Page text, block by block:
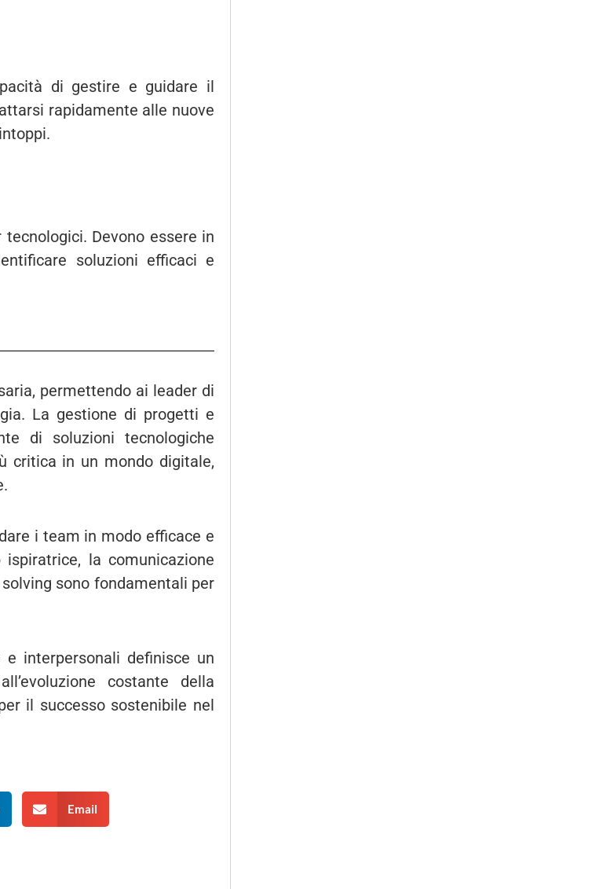
di gestire e guidare il
rapidamente alle nuove
Devono essere in
soluzioni efficaci e
permettendo ai leader di
La gestione di progetti e
di soluzioni tecnologiche
critica in un mondo digitale,
i team in modo efficace e
la comunicazione
sono fondamentali per
interpersonali definisce un
costante della
il successo sostenibile nel
Email